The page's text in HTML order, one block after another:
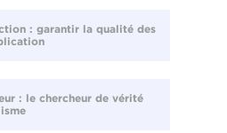
: garantir la qualité des
: le chercheur de vérité